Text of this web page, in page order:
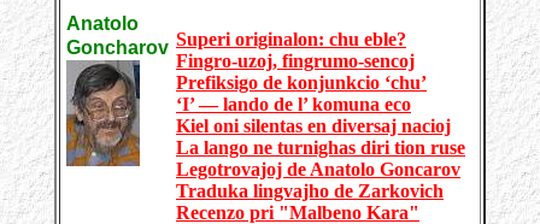
Anatolo
Goncharov Superi originalon: chu eble?
Fingro-uzoj, fingrumo-sencoj
Prefiksigo de konjunkcio ‘chu’
‘I’ — lando de l’ komuna eco
Kiel oni silentas en diversaj nacioj
La lango ne turnighas diri tion ruse
Legotrovajoj de Anatolo Goncarov
Traduka lingvajho de Zarkovich
Recenzo pri "Malbeno Kara"